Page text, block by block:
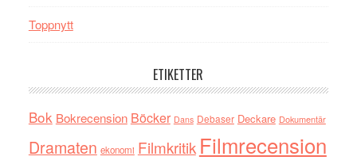
Toppnytt
ETIKETTER
Bok Bokrecension Böcker Dans Debaser Deckare Dokumentär
Dramaten ekonomi Filmkritik Filmrecension